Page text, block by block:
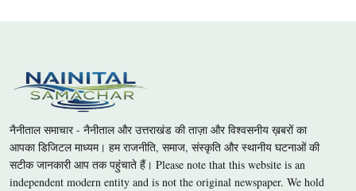
नैनीताल समाचार - नैनीताल और उत्तराखंड की ताज़ा और विश्वसनीय ख़बरों का
आपका डिजिटल माध्यम। हम राजनीति, समाज, संस्कृति और स्थानीय घटनाओं की
सटीक जानकारी आप तक पहुंचाते हैं। Please note that this website is an
independent modern entity and is not the original newspaper. We hold